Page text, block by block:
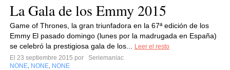
La Gala de los Emmy 2015
Game of Thrones, la gran triunfadora en la 67ª edición de los
Emmy El pasado domingo (lunes por la madrugada en España)
se celebró la prestigiosa gala de los...
Leer el resto
El 23 septiembre 2015 por
Seriemaniac
NONE NONE NONE